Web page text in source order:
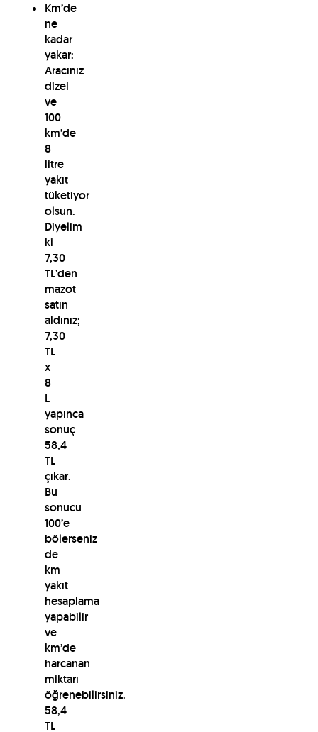
Km’de
ne
kadar
yakar:
Aracınız
dizel
ve
100
km’de
8
litre
yakıt
tüketiyor
olsun.
Diyelim
ki
7,30
TL’den
mazot
satın
aldınız;
7,30
TL
x
8
L
yapınca
sonuç
58,4
TL
çıkar.
Bu
sonucu
100’e
bölerseniz
de
km
yakıt
hesaplama
yapabilir
ve
km’de
harcanan
miktarı
öğrenebilirsiniz.
58,4
TL